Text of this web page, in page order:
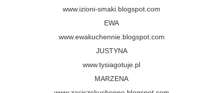
www.izioni-smaki.blogspot.com
EWA
www.ewakuchennie.blogspot.com
JUSTYNA
www.tysiagotuje.pl
MARZENA